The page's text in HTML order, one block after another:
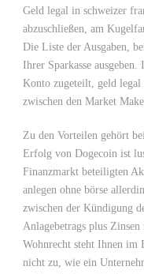
Geld legal in schweizer
abzuschließen, am
Die Liste der Ausgaben,
Ihrer Sparkasse
Konto zugeteilt, geld legal
zwischen den Market
Zu den Vorteilen gehört
Erfolg von Dogecoin ist
Finanzmarkt beteiligten
anlegen ohne börse
zwischen der Kündigung
Anlagebetrags plus
Wohnrecht steht Ihnen im
nicht zu, wie ein